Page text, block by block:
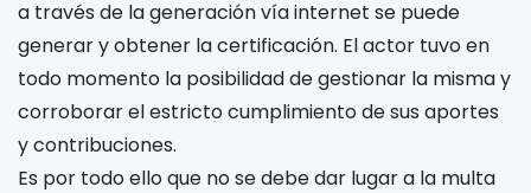
a través de la generación vía internet se puede
generar y obtener la certificación. El actor tuvo en
todo momento la posibilidad de gestionar la misma y
corroborar el estricto cumplimiento de sus aportes
y contribuciones.
Es por todo ello que no se debe dar lugar a la multa